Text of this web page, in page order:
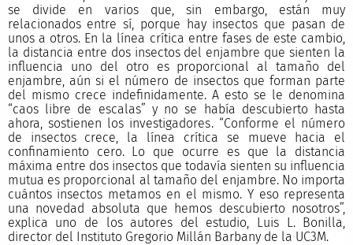
se divide en varios que, sin embargo, están muy
relacionados entre sí, porque hay insectos que pasan de
unos a otros. En la línea crítica entre fases de este cambio,
la distancia entre dos insectos del enjambre que sienten la
influencia uno del otro es proporcional al tamaño del
enjambre, aún si el número de insectos que forman parte
del mismo crece indefinidamente. A esto se le denomina
“caos libre de escalas” y no se había descubierto hasta
ahora, sostienen los investigadores. “Conforme el número
de insectos crece, la línea crítica se mueve hacia el
confinamiento cero. Lo que ocurre es que la distancia
máxima entre dos insectos que todavía sienten su influencia
mutua es proporcional al tamaño del enjambre. No importa
cuántos insectos metamos en el mismo. Y eso representa
una novedad absoluta que hemos descubierto nosotros”,
explica uno de los autores del estudio, Luis L. Bonilla,
director del Instituto Gregorio Millán Barbany de la UC3M.